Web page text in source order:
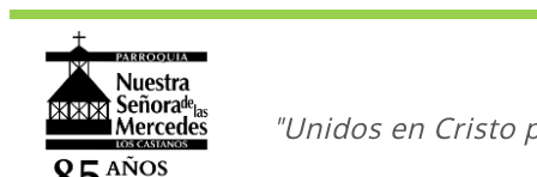
"Unidos en Cristo